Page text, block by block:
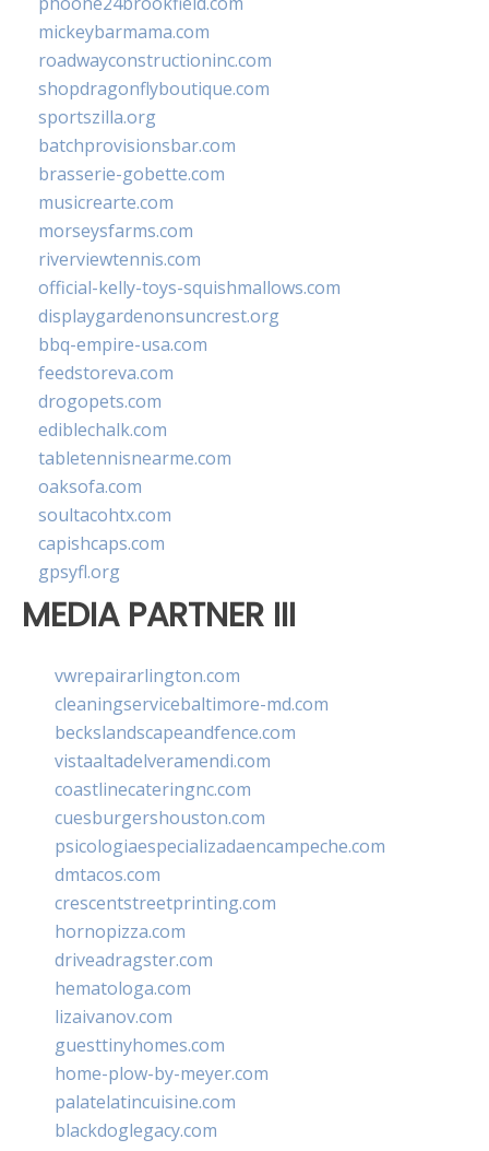
mickeybarmama.com
roadwayconstructioninc.com
shopdragonflyboutique.com
sportszilla.org
batchprovisionsbar.com
brasserie-gobette.com
musicrearte.com
morseysfarms.com
riverviewtennis.com
official-kelly-toys-squishmallows.com
displaygardenonsuncrest.org
bbq-empire-usa.com
feedstoreva.com
drogopets.com
ediblechalk.com
tabletennisnearme.com
oaksofa.com
soultacohtx.com
capishcaps.com
gpsyfl.org
MEDIA PARTNER III
vwrepairarlington.com
cleaningservicebaltimore-md.com
beckslandscapeandfence.com
vistaaltadelveramendi.com
coastlinecateringnc.com
cuesburgershouston.com
psicologiaespecializadaencampeche.com
dmtacos.com
crescentstreetprinting.com
hornopizza.com
driveadragster.com
hematologa.com
lizaivanov.com
guesttinyhomes.com
home-plow-by-meyer.com
palatelatincuisine.com
blackdoglegacy.com